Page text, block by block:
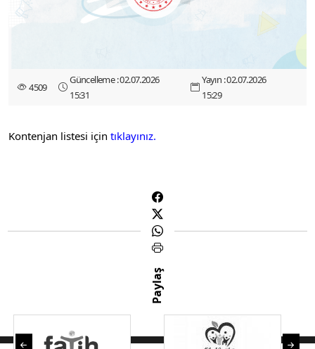
4509
Güncelleme : 02.07.2026
15:31
Yayın : 02.07.2026
15:29
Kontenjan listesi için tıklayınız.
Paylaş